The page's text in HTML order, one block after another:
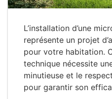
L’installation d’une
représente un projet
pour votre habitation.
technique nécessite
minutieuse et le
pour garantir son